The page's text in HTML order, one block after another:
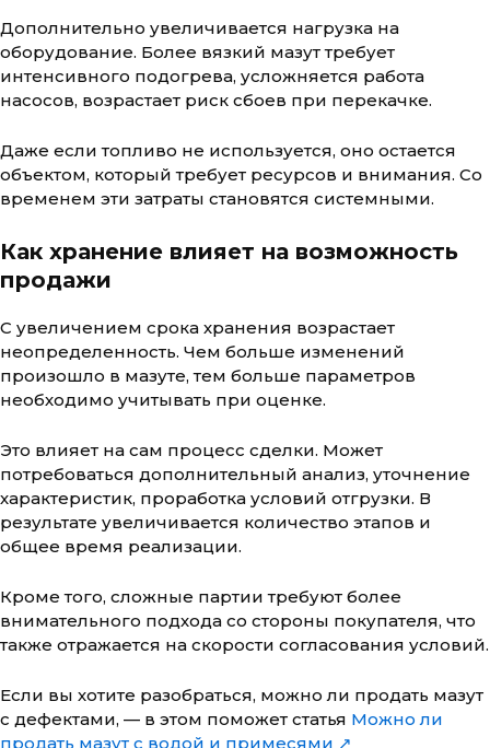
Дополнительно увеличивается нагрузка на
оборудование. Более вязкий мазут требует
интенсивного подогрева, усложняется работа
насосов, возрастает риск сбоев при перекачке.
Даже если топливо не используется, оно остается
объектом, который требует ресурсов и внимания. Со
временем эти затраты становятся системными.
Как хранение влияет на возможность
продажи
С увеличением срока хранения возрастает
неопределенность. Чем больше изменений
произошло в мазуте, тем больше параметров
необходимо учитывать при оценке.
Это влияет на сам процесс сделки. Может
потребоваться дополнительный анализ, уточнение
характеристик, проработка условий отгрузки. В
результате увеличивается количество этапов и
общее время реализации.
Кроме того, сложные партии требуют более
внимательного подхода со стороны покупателя, что
также отражается на скорости согласования условий.
Если вы хотите разобраться, можно ли продать мазут
с дефектами, — в этом поможет статья Можно ли
продать мазут с водой и примесями ↗